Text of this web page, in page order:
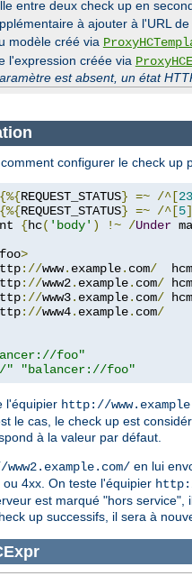
entre deux check up en
à ajouter à l'URL
modèle créé via
l'expression créée via
est absent, un état
configurer le check up
{%{REQUEST_STATUS} =~ /^[
{%{REQUEST_STATUS} =~ /^[5
{hc( 'body' ) !~ /Under
foo>
://www. example. com/
://www2. example. com/
://www3. example. com/
://www4. example. com/
foo"
" "balancer://foo"
l'équipier http://
le cas, le check up est
à la valeur par défaut.
en lui
4xx. On teste l'équipier
est marqué "hors
up successifs, il sera à